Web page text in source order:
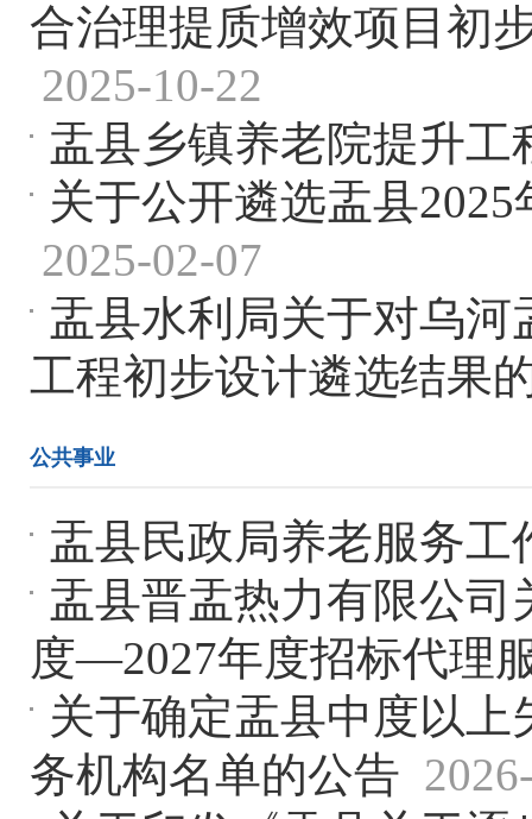
合治理提质增效项目初
2025-10-22
盂县乡镇养老院提升
关于公开遴选盂县
2025-02-07
盂县水利局关于对乌
工程初步设计遴选结果
公共事业
盂县民政局养老服务
盂县晋盂热力有限公司
度—2027年度招标代理
关于确定盂县中度以
务机构名单的公告